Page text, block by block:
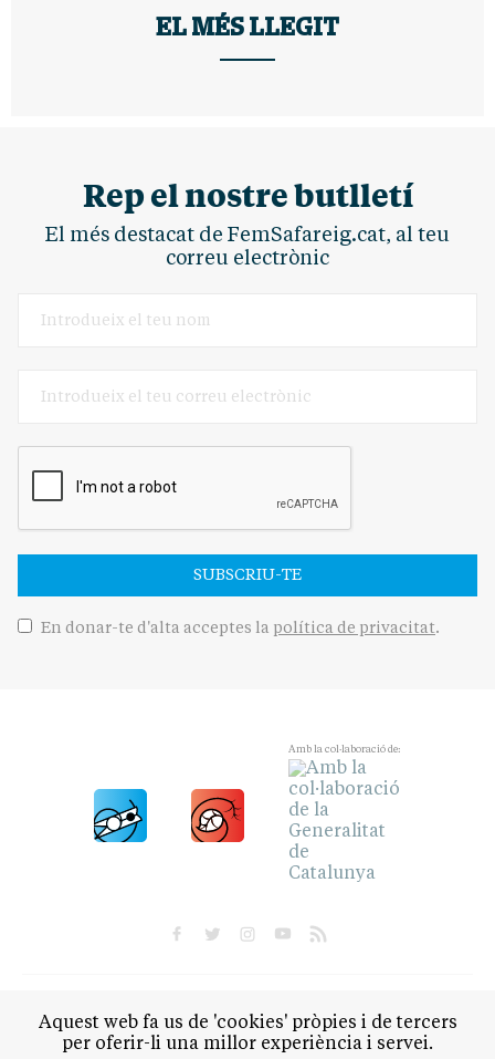
EL MÉS LLEGIT
Rep el nostre butlletí
El més destacat de FemSafareig.cat, al teu
correu electrònic
SUBSCRIU-TE
En donar-te d'alta acceptes la política de privacitat.
Amb la col·laboració de:
POLÍTICA CULTURA SOCIETAT
ESPORTS
OPINIÓ
Aquest web fa us de 'cookies' pròpies i de tercers
per oferir-li una millor experiència i servei.